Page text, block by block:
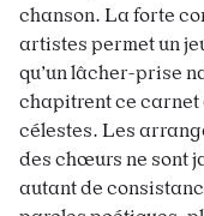
chanson. La forte
artistes permet un
qu’un lâcher-prise
chapitrent ce carnet
célestes. Les
des chœurs ne sont
autant de